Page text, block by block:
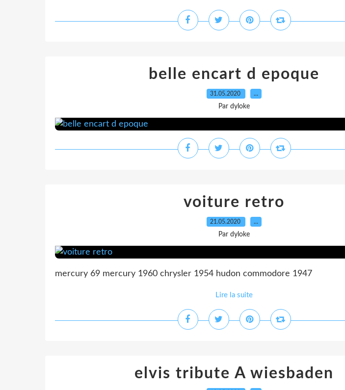
belle encart d epoque
31.05.2020 …
Par dyloke
voiture retro
21.05.2020 …
Par dyloke
mercury 69 mercury 1960 chrysler 1954 hudon commodore 1947
Lire la suite
elvis tribute A wiesbaden